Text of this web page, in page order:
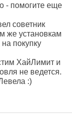
- помогите еще
советник
же установкам
покупку
ХайЛимит и
не ведется.
:)